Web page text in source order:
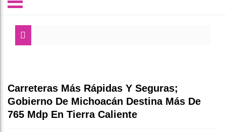
Carreteras Más Rápidas Y Seguras;
Gobierno De Michoacán Destina Más De
765 Mdp En Tierra Caliente